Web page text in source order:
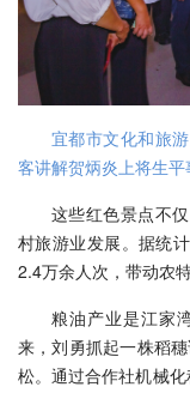
宜都市文化和旅
客讲解贺炳炎上将生平
这些红色景点不
村旅游业发展。据统
2.4万余人次，带动农
粮油产业是江家
来，刘勇抓起一株稻
松。通过合作社机械